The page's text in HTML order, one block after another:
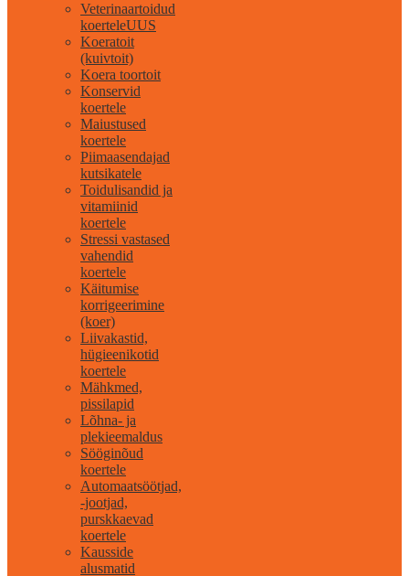
Veterinaartoidud
koerteleUUS
Koeratoit
(kuivtoit)
Koera toortoit
Konservid
koertele
Maiustused
koertele
Piimaasendajad
kutsikatele
Toidulisandid ja
vitamiinid
koertele
Stressi vastased
vahendid
koertele
Käitumise
korrigeerimine
(koer)
Liivakastid,
hügieenikotid
koertele
Mähkmed,
pissilapid
Lõhna- ja
plekieemaldus
Sööginõud
koertele
Automaatsöötjad,
-jootjad,
purskkaevad
koertele
Kausside
alusmatid